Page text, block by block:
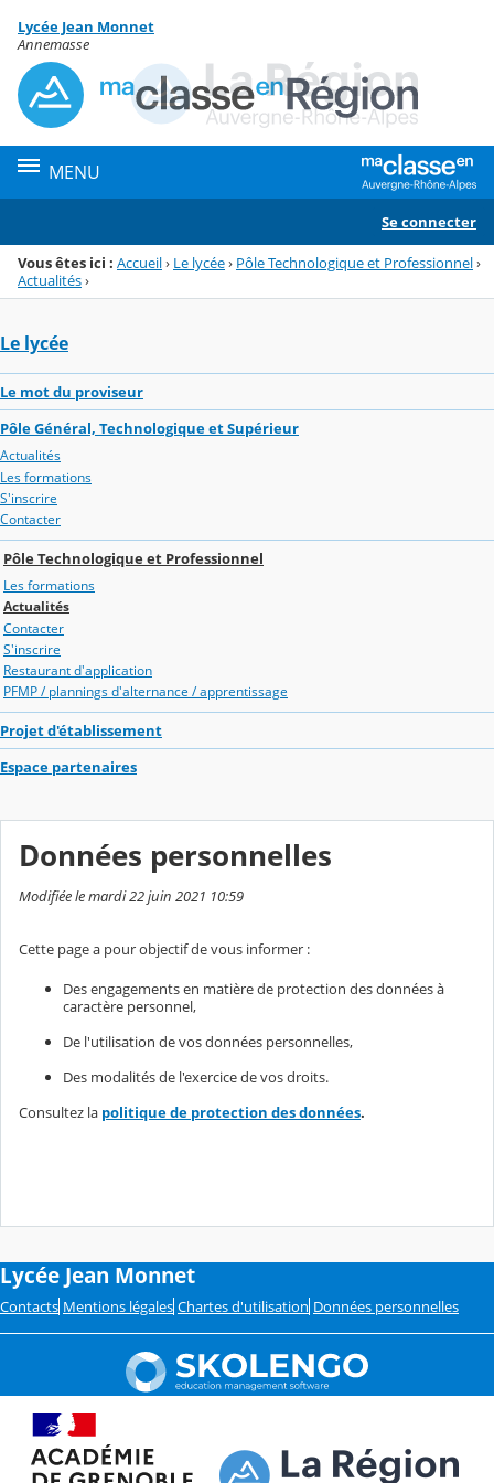
Menu de la rubrique
Contenu
Lycée Jean Monnet
Annemasse
MENU
Se connecter
Vous êtes ici : Accueil› Le lycée› Pôle Technologique et Professionnel›
Actualités›
Le lycée
Le mot du proviseur
Pôle Général, Technologique et Supérieur
Actualités
Les formations
S'inscrire
Contacter
Pôle Technologique et Professionnel
Les formations
Actualités
Contacter
S'inscrire
Restaurant d'application
PFMP / plannings d'alternance / apprentissage
Projet d'établissement
Espace partenaires
Données personnelles
Modifiée le mardi 22 juin 2021 10:59
Cette page a pour objectif de vous informer :
Des engagements en matière de protection des données à
caractère personnel,
De l'utilisation de vos données personnelles,
Des modalités de l'exercice de vos droits.
Consultez la politique de protection des données.
Lycée Jean Monnet
Contacts Mentions légales Chartes d'utilisation Données personnelles